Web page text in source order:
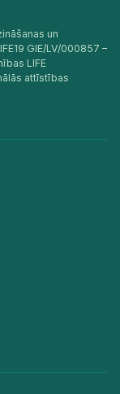
un
GIE/LV/000857 –
LIFE
attīstības